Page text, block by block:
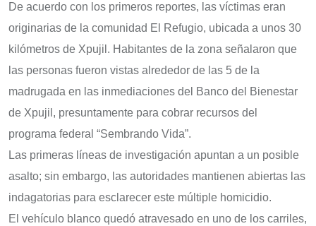
De acuerdo con los primeros reportes, las víctimas eran
originarias de la comunidad El Refugio, ubicada a unos 30
kilómetros de Xpujil. Habitantes de la zona señalaron que
las personas fueron vistas alrededor de las 5 de la
madrugada en las inmediaciones del Banco del Bienestar
de Xpujil, presuntamente para cobrar recursos del
programa federal “Sembrando Vida”.
Las primeras líneas de investigación apuntan a un posible
asalto; sin embargo, las autoridades mantienen abiertas las
indagatorias para esclarecer este múltiple homicidio.
El vehículo blanco quedó atravesado en uno de los carriles,